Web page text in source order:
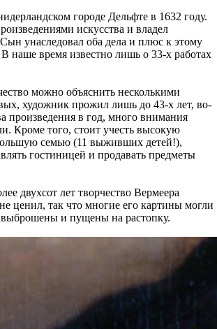
городе Дельфте в 1632 году.
искусства и владел
унаследовал оба дела и плюс к этому
наше время известно лишь о 33-х работах
можно объяснить несколькими
художник прожил лишь до 43-х лет, во-
произведения в год, много внимания
Кроме того, стоит учесть высокую
семью (11 выживших детей!),
гостиницей и продавать предметы
двухсот лет творчество Вермеера
ценил, так что многие его картины могли
и пущены на растопку.